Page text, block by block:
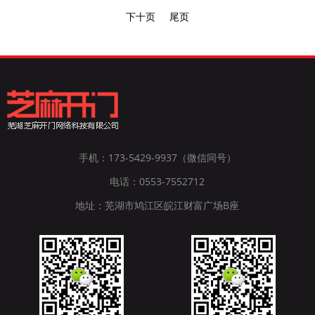
下十页 尾页
手机：173-5429-9937（微信同号）
电话：0553-7552712
地址：芜湖市鸠江区皖江财富广场B座